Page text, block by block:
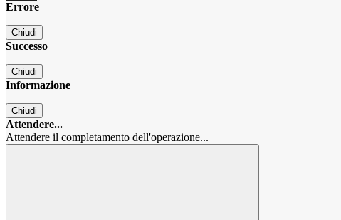
Errore
Chiudi
Successo
Chiudi
Informazione
Chiudi
Attendere...
Attendere il completamento dell'operazione...